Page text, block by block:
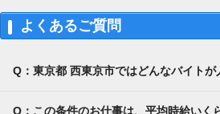
よくあるご質問
Q：東京都 西東京市ではどんなバイトが
Q：この条件のお仕事は、平均時給いく